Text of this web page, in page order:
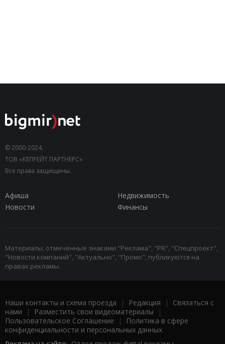
© 2000-2024,
ТОВ «КЕПРЕЙТ ПАРТНЕРС».
Все права защищены.
Афиша
Недвижимость
Новости
Финансы
Материалы, отмеченные знаками "Реклама", "PR", "Спецпроект",
"Новости компаний", "Актуально", "Промо", публикуются на
правах рекламы.
Наши контакты и схема проезда | Редакция | Связаться с
нами | Разместить свои видеоматериалы |
Пользовательское Соглашение |
Политика в сфере
конфиденциальности и персональных данных